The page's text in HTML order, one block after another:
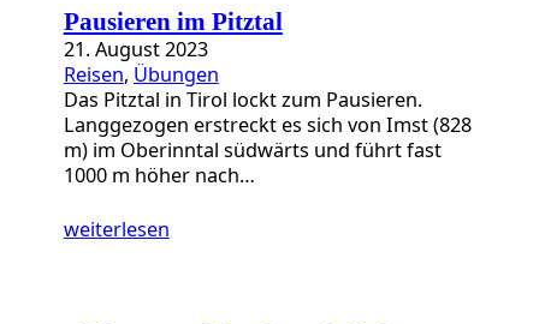
Pausieren im Pitztal
21. August 2023
Reisen, Übungen
Das Pitztal in Tirol lockt zum Pausieren.
Langgezogen erstreckt es sich von Imst (828
m) im Oberinntal südwärts und führt fast
1000 m höher nach…
weiterlesen